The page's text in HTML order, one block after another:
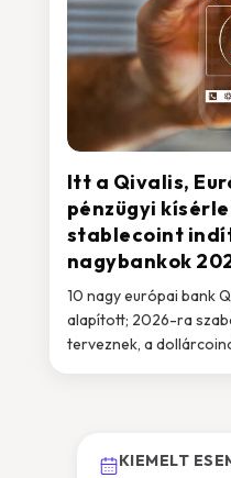
Itt a Qivalis,
pénzügyi
stablecoint
nagybankok
10 nagy európai bank
alapított; 2026-ra
terveznek, a
KIEMELT